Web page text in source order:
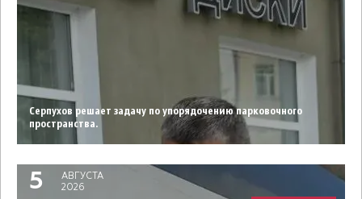
Серпухов решает задачу по упорядочению парковочного
пространства.
5
АВГУСТА
2026